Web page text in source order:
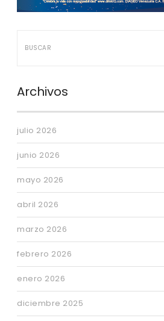
Archivos
julio 2026
junio 2026
mayo 2026
abril 2026
marzo 2026
febrero 2026
enero 2026
diciembre 2025